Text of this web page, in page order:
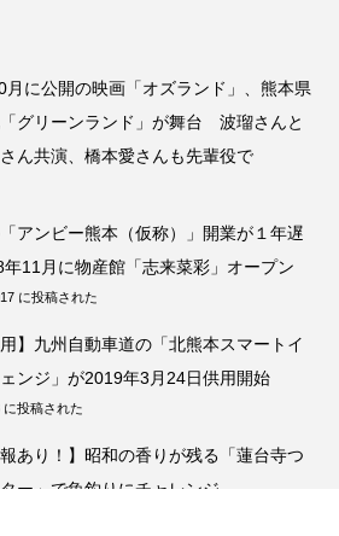
月に公開の映画「オズランド」、熊本県
グリーンランド」が舞台 波瑠さんと
ん共演、橋本愛さんも先輩役で
アンビー熊本（仮称）」開業が１年遅
11月に物産館「志来菜彩」オープン
に投稿された
用】九州自動車道の「北熊本スマートイ
ンジ」が2019年3月24日供用開始
に投稿された
報あり！】昭和の香りが残る「蓮台寺つ
ー」で魚釣りにチャレンジ